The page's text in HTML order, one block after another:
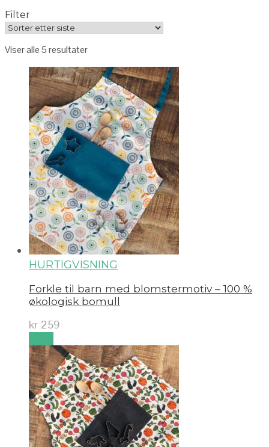
Filter
Viser alle 5 resultater
HURTIGVISNING
Forkle til barn med blomstermotiv – 100 %
økologisk bomull
kr 259